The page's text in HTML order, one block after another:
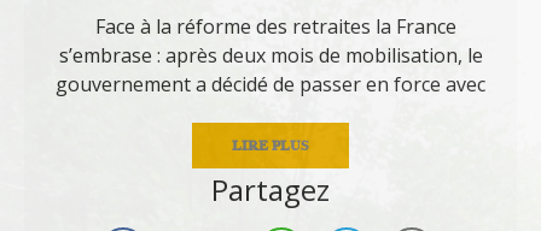
Face à la réforme des retraites la France
s’embrase : après deux mois de mobilisation, le
gouvernement a décidé de passer en force avec
LIRE PLUS
Partagez